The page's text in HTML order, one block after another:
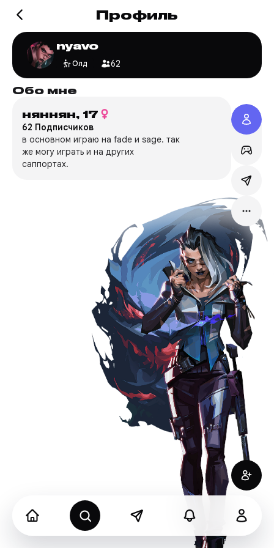
Профиль
nyavo
Олд 62
Обо мне
няннян, 17
62 Подписчиков
в основном играю на fade и sage. так
же могу играть и на других
саппортах.
Мейн: